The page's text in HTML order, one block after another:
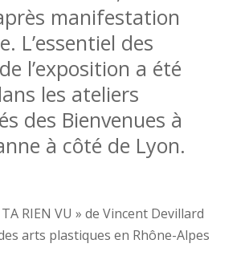
manifestation
L’essentiel des
l’exposition a été
les ateliers
des Bienvenues à
à côté de Lyon.
RIEN VU » de Vincent Devillard
arts plastiques en Rhône-Alpes